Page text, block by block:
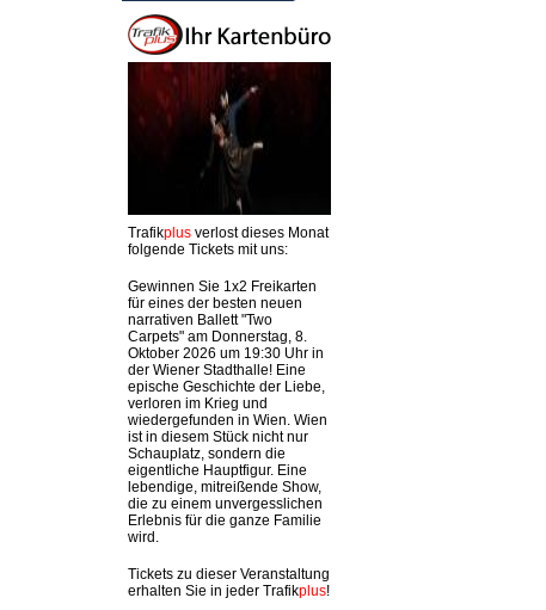
Trafikplusverlost dieses Monat
folgende Tickets mit uns:
Gewinnen Sie 1x2 Freikarten
für eines der besten neuen
narrativen Ballett "Two
Carpets" am Donnerstag, 8.
Oktober 2026 um 19:30 Uhr in
der Wiener Stadthalle! Eine
epische Geschichte der Liebe,
verloren im Krieg und
wiedergefunden in Wien. Wien
ist in diesem Stück nicht nur
Schauplatz, sondern die
eigentliche Hauptfigur. Eine
lebendige, mitreißende Show,
die zu einem unvergesslichen
Erlebnis für die ganze Familie
wird.
Tickets zu dieser Veranstaltung
erhalten Sie in jeder Trafikplus!